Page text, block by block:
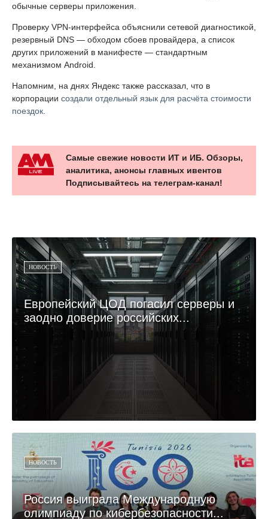
обычные серверы приложения.
Проверку VPN-интерфейса объяснили сетевой диагностикой,
резервный DNS — обходом сбоев провайдера, а список
других приложений в манифесте — стандартным
механизмом Android.
Напомним, на днях Яндекс также рассказал, что в
корпорации создали отдельный язык для расчёта стоимости
поездок
Самые свежие новости ИТ и ИБ. Обзоры,
аналитика, анонсы главных ивентов
Подписывайтесь на телеграм-канал!
НОВОСТЬ
Европейский ЦОД погасил серверы и
заодно доверие российских...
НОВОСТЬ
Россия выиграла Международную
олимпиаду по кибербезопасности...